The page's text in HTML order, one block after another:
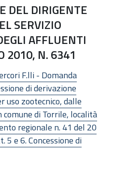
DEL DIRIGENTE
SERVIZIO
AFFLUENTI
2010, N. 6341
F.lli - Domanda
di derivazione
uso zootecnico, dalle
di Torrile, località
regionale n. 41 del 20
e 6. Concessione di